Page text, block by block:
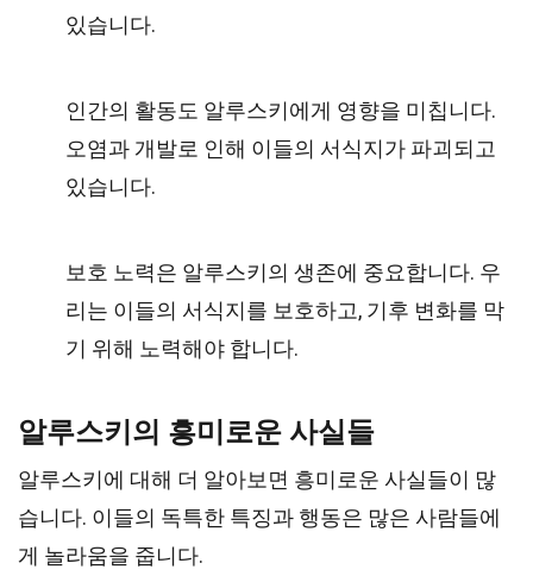
있습니다.
인간의 활동도 알루스키에게 영향을 미칩니다.
오염과 개발로 인해 이들의 서식지가 파괴되고
있습니다.
보호 노력은 알루스키의 생존에 중요합니다. 우
리는 이들의 서식지를 보호하고, 기후 변화를 막
기 위해 노력해야 합니다.
알루스키의 흥미로운 사실들
알루스키에 대해 더 알아보면 흥미로운 사실들이 많
습니다. 이들의 독특한 특징과 행동은 많은 사람들에
게 놀라움을 줍니다.